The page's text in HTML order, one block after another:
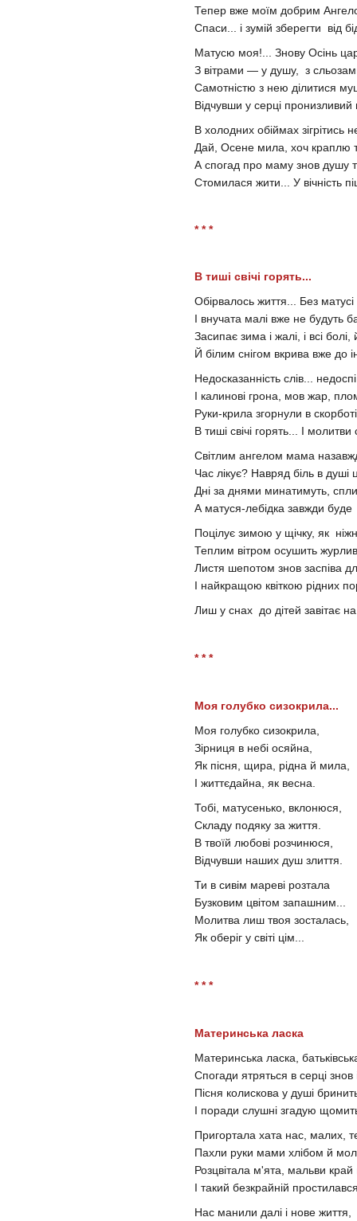
Тепер вже моїм добрим
Спаси... і зумій зберегти від
Матусю моя!... Знову Осінь
З вітрами — у душу, з
Самотністю з нею ділитися
Відчувши у серці
В холодних обіймах зігрітись
Дай, Осене мила, хоч краплю
А спогад про маму знов душу
Стомилася жити... У вічність
* * *
В тиші свічі горять...
Обірвалось життя... Без
І внучата малі вже не будуть
Засипає зима і жалі, і всі болі,
Й білим снігом вкрива вже до
Недосказанність слів...
І калинові грона, мов жар,
Руки-крила згорнули в
В тиші свічі горять... І
Світлим ангелом мама
Час лікує? Навряд біль в душі
Дні за днями минатимуть,
А матуся-лебідка завжди
Поцілує зимою у щічку, як
Теплим вітром осушить
Листя шепотом знов заспіва
І найкращою квіткою рідних
Лиш у снах до дітей завітає
* * *
Моя голубко сизокрила...
Моя голубко сизокрила,
Зірниця в небі осяйна,
Як пісня, щира, рідна й мила,
І життєдайна, як весна.
Тобі, матусенько, вклонюся,
Складу подяку за життя.
В твоїй любові розчинюся,
Відчувши наших душ злиття.
Ти в сивім мареві розтала
Бузковим цвітом запашним...
Молитва лиш твоя зосталась,
Як оберіг у світі цім...
* * *
Материнська ласка
Материнська ласка,
Спогади ятряться в серці знов
Пісня колискова у душі
І поради слушні згадую
Пригортала хата нас, малих,
Пахли руки мами хлібом й
Розцвітала м'ята, мальви край
І такий безкрайній
Нас манили далі і нове життя,